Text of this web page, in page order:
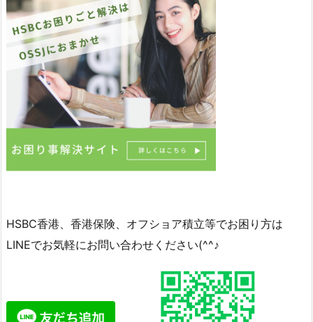
HSBC香港、香港保険、オフショア積立等でお困り方は
LINEでお気軽にお問い合わせください(^^♪